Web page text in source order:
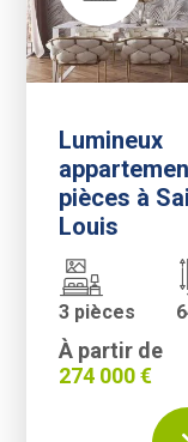
Lumineux
pièces à
Louis
3 pièces
À partir de
274 000 €